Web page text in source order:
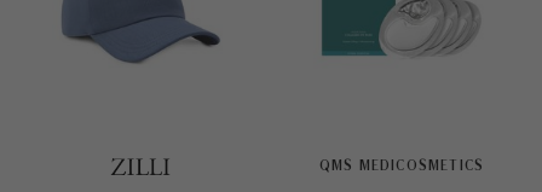
QMS MEDICOSMETICS